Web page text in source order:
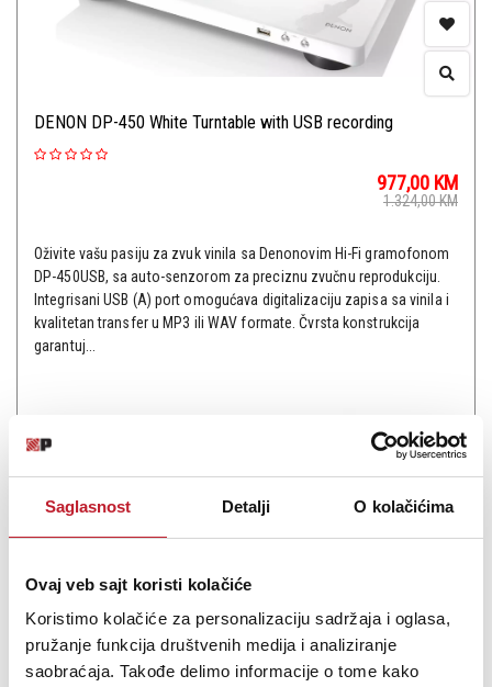
Saglasnost Detalji O kolačićima
Ovaj veb sajt koristi kolačiće
Koristimo kolačiće za personalizaciju sadržaja i oglasa,
pružanje funkcija društvenih medija i analiziranje
saobraćaja. Takođe delimo informacije o tome kako
DENON DP-450 White Turntable with USB recording
977,00 KM
1.324,00KM
Oživite vašu pasiju za zvuk vinila sa Denonovim Hi-Fi gramofonom
DP-450USB, sa auto-senzorom za preciznu zvučnu reprodukciju.
Integrisani USB (A) port omogućava digitalizaciju zapisa sa vinila i
kvalitetan transfer u MP3 ili WAV formate. Čvrsta konstrukcija
garantuj...